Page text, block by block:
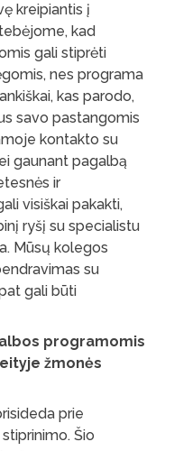
kreipiantis į
kad
gali stiprėti
nes programa
kas parodo,
savo pastangomis
kontakto su
gaunant pagalbą
ir
visiškai pakakti,
ryšį su specialistu
Mūsų kolegos
su
gali būti
programomis
žmonės
prie
Šio